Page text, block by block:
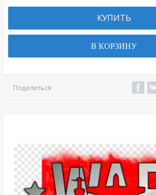
КУПИТЬ
В КОРЗИНУ
Поделиться